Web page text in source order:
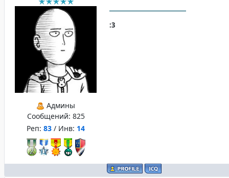
Админы
Сообщений: 825
Реп: 83 / Инв: 14
:3